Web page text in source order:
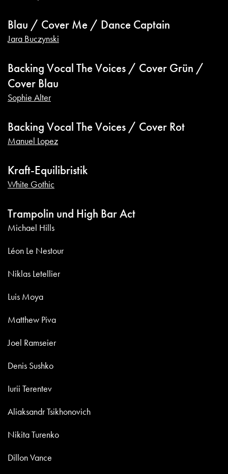
Blau / Cover Me / Dance Captain
Jara Buczynski
Backing Vocal The Voices / Cover Grün /
Cover Blau
Sophie Alter
Backing Vocal The Voices / Cover Rot
Manuel Lopez
Kraft-Equilibristik
White Gothic
Trampolin und High Bar Act
Michael Hills
Léon Le Nestour
Niklas Letellier
Luis Moya
Matthew Piva
Joel Ramseier
Denis Sushko
Iurii Terentev
Aliaksandr Tsikhonovich
Nikita Turenko
Dillon Vance